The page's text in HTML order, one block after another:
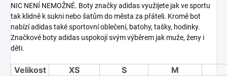
NIC NENÍ NEMOŽNÉ. Boty značky adidas využijete jak ve sportu
tak klidně k sukni nebo šatům do města za přáteli. Kromě bot
nabízí adidas také sportovní oblečení, batohy, tašky, hodinky.
Značkové boty adidas uspokojí svým výběrem jak muže, ženy i
děti.
Velikost XS S
M